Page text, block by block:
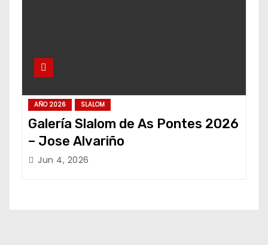
AÑO 2026 SLALOM
Galería Slalom de As Pontes 2026
– Jose Alvariño
Jun 4, 2026